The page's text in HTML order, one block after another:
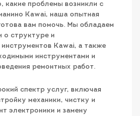
какие проблемы возникли с
Kawai, наша опытная
вам помочь. Мы обладаем
о структуре и
Kawai, а также
инструментами и
ремонтных работ.
спектр услуг, включая
механики, чистку и
электроники и замену